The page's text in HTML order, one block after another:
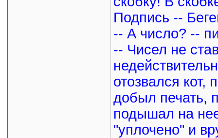
Подпись --
-- А число? --
-- Чисел не
отозвался кот,
добыл печать,
подышал на
"уплочено" и